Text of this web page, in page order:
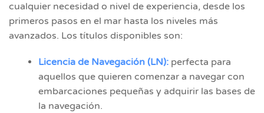
cualquier necesidad o nivel de experiencia, desde los
primeros pasos en el mar hasta los niveles más
avanzados. Los títulos disponibles son:
Licencia de Navegación (LN): perfecta para
aquellos que quieren comenzar a navegar con
embarcaciones pequeñas y adquirir las bases de
la navegación.